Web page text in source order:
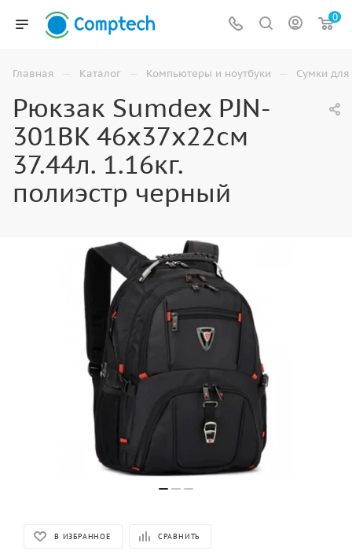
0
Главная — Каталог — Компьютеры и ноутбуки — Сумки для
Рюкзак Sumdex PJN-
301BK 46х37х22см
37.44л. 1.16кг.
полиэстр черный
В ИЗБРАННОЕ СРАВНИТЬ